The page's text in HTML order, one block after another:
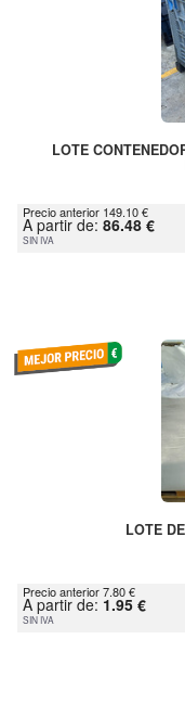
LOTE
Precio anterior 149.10 €
A partir de: 86.48 €
SIN IVA
LOTE
Precio anterior 7.80 €
A partir de: 1.95 €
SIN IVA